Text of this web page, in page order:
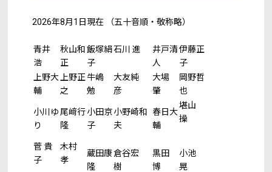
2026年8月1日現在 （五十音順・敬称略）
青井
浩
秋山和
正
飯塚絹
子
石川 進
井戸清
人
伊藤正
子
上野大
輔
上野正
之
牛嶋
勉
大友純
彦
大場
肇
岡野哲
也
小川ゆ
り
尾﨑行
隆
小田京
子
小野崎和
夫
春日大
輔
堪山
操
菅 貴
子
木村
孝
蔵田康
隆
倉谷宏
樹
黒田
博
小池
晃